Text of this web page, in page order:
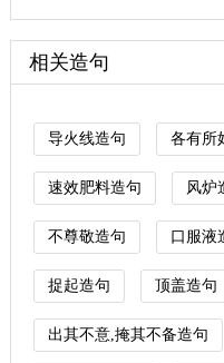
相关造句
导火线造句 各有所
速效肥料造句 风炉
不尊敬造句 口服液
捉起造句 顶盖造句
出其不意,掩其不备造句